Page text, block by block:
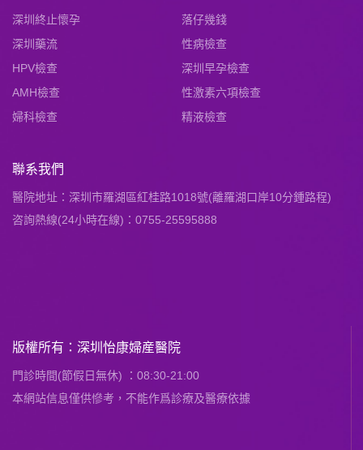
深圳終止懷孕
落仔幾錢
深圳藥流
性病檢查
HPV檢查
深圳早孕檢查
AMH檢查
性激素六項檢查
婦科檢查
精液檢查
聯系我們
醫院地址：深圳市羅湖區紅桂路1018號(離羅湖口岸10分鍾路程)
咨詢熱線(24小時在線)：0755-25595888
版權所有：深圳怡康婦産醫院
門診時間(節假日無休) ：08:30-21:00
本網站信息僅供慘考，不能作爲診療及醫療依據